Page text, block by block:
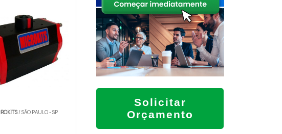
/ SÃO PAULO - SP
Solicitar
Orçamento